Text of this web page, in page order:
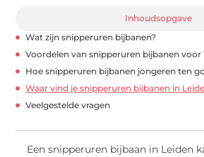
Inhoudsopgave
Wat zijn snipperuren bijbanen?
Voordelen van snipperuren bijbanen voor
Hoe snipperuren bijbanen jongeren ten
Waar vind je snipperuren bijbanen in
Veelgestelde vragen
Een snipperuren bijbaan in Leiden